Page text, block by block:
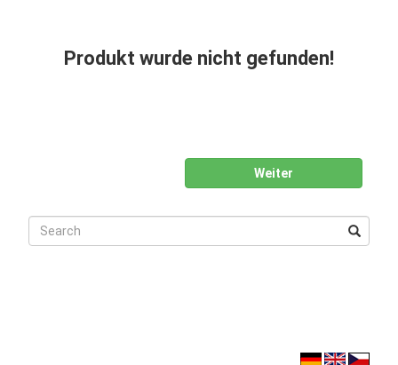
Produkt wurde nicht gefunden!
Weiter